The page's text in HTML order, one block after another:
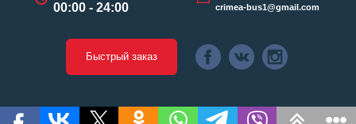
00:00 - 24:00 crimea-bus1@gmail.com
Быстрый заказ